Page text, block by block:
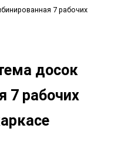
досок
7 рабочих